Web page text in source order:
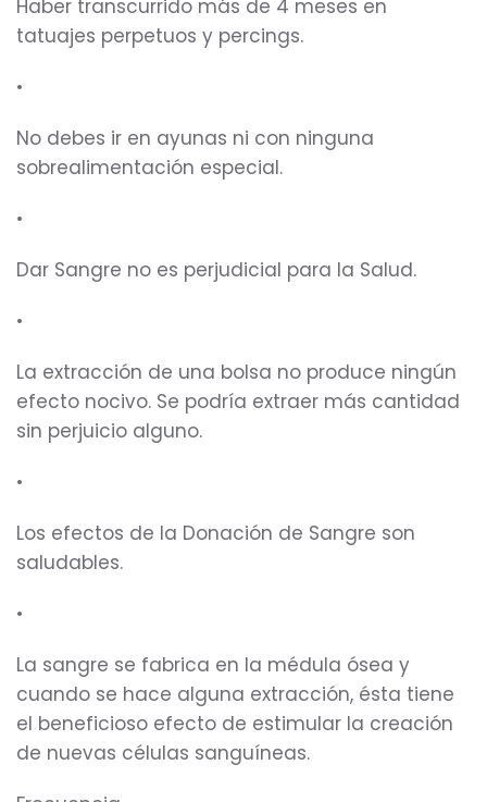
Haber transcurrido más de 4 meses en
tatuajes perpetuos y percings.
•
No debes ir en ayunas ni con ninguna
sobrealimentación especial.
•
Dar Sangre no es perjudicial para la Salud.
•
La extracción de una bolsa no produce ningún
efecto nocivo. Se podría extraer más cantidad
sin perjuicio alguno.
•
Los efectos de la Donación de Sangre son
saludables.
•
La sangre se fabrica en la médula ósea y
cuando se hace alguna extracción, ésta tiene
el beneficioso efecto de estimular la creación
de nuevas células sanguíneas.